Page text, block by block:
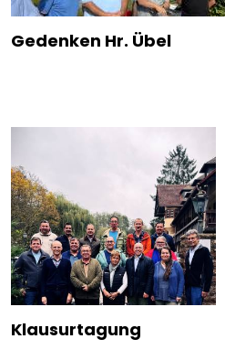
Gedenken Hr. Übel
Klausurtagung